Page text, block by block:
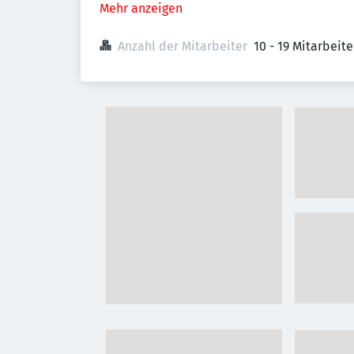
Mehr anzeigen
Anzahl der Mitarbeiter 10 - 19